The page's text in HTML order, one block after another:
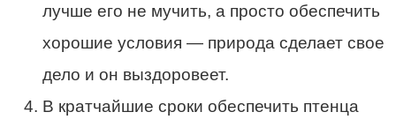
лучше его не мучить, а просто обеспечить
хорошие условия — природа сделает свое
дело и он выздоровеет.
В кратчайшие сроки обеспечить птенца